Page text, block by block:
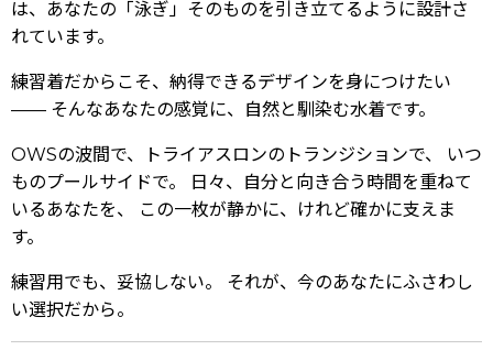
は、あなたの「泳ぎ」そのものを引き立てるように設計さ
れています。
練習着だからこそ、納得できるデザインを身につけたい
—— そんなあなたの感覚に、自然と馴染む水着です。
OWSの波間で、トライアスロンのトランジションで、 いつ
ものプールサイドで。 日々、自分と向き合う時間を重ねて
いるあなたを、 この一枚が静かに、けれど確かに支えま
す。
練習用でも、妥協しない。 それが、今のあなたにふさわし
い選択だから。